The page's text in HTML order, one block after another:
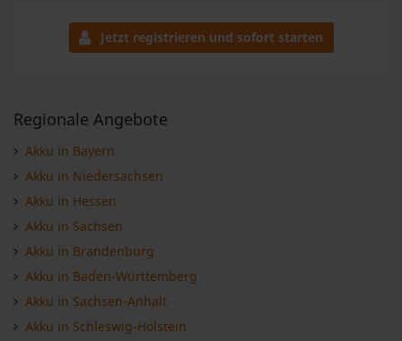
Jetzt registrieren und sofort starten
Regionale Angebote
Akku in Bayern
Akku in Niedersachsen
Akku in Hessen
Akku in Sachsen
Akku in Brandenburg
Akku in Baden-Württemberg
Akku in Sachsen-Anhalt
Akku in Schleswig-Holstein